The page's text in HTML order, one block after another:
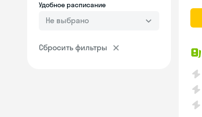
Удобное расписание
Не выбрано
Сбросить фильтры